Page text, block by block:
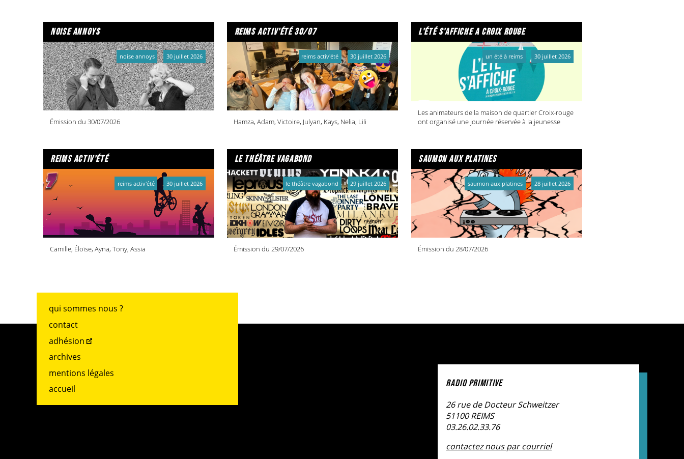
noise annoys
Émission du 30/07/2026
noise annoys 30 juillet 2026
reims activ'été 30/07
Hamza, Adam, Victoire, Julyan, Kays, Nelia, Lili
reims activ'été 30 juillet 2026
l'été s'affiche a croix rouge
Les animateurs de la maison de quartier Croix-rouge
ont organisé une journée réservée à la jeunesse
un été à reims 30 juillet 2026
reims activ'été
Camille, Éloïse, Ayna, Tony, Assia
reims activ'été 30 juillet 2026
le théâtre vagabond
Émission du 29/07/2026
le théâtre vagabond 29 juillet 2026
saumon aux platines
Émission du 28/07/2026
saumon aux platines 28 juillet 2026
qui sommes nous ?
contact
adhésion
archives
mentions légales
accueil
RADIO PRIMITIVE
26 rue de Docteur Schweitzer
51100 REIMS
03.26.02.33.76
contactez nous par courriel